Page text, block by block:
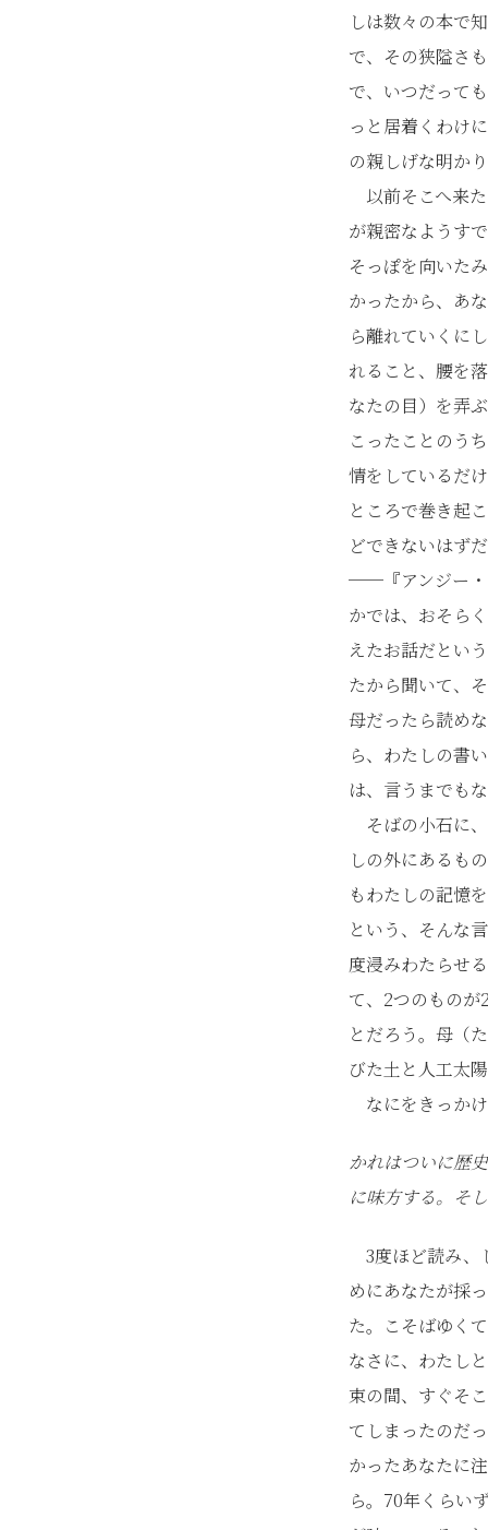
しは数々の本で
で、その狭隘さ
で、いつだって
っと居着くわけ
の親しげな明か
以前そこへ来
が親密なようす
そっぽを向いた
かったから、あ
ら離れていくに
れること、腰を
なたの目）を弄
こったことのう
情をしているだ
ところで巻き起
どできないはず
──『アンジー・
かでは、おそら
えたお話だとい
たから聞いて、
母だったら読め
ら、わたしの書
は、言うまでも
そばの小石に
しの外にあるも
もわたしの記憶
という、そんな
度浸みわたらせ
て、2つのもの
とだろう。母（
びた土と人工太
なにをきっか
かれはついに歴
に味方する。そ
3度ほど読み、
めにあなたが採
た。こそばゆく
なさに、わたし
束の間、すぐそ
てしまったのだ
かったあなたに
ら。70年くらい